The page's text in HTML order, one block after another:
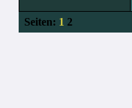
Seiten: 1 2